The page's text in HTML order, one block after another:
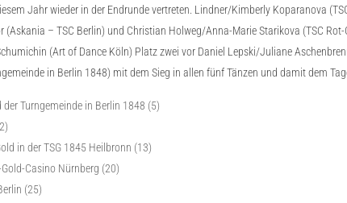
Jahr wieder in der Endrunde vertreten. Lindner/Kimberly Koparanova
– TSC Berlin) und Christian Holweg/Anna-Marie Starikova (TSC
(Art of Dance Köln) Platz zwei vor Daniel Lepski/Juliane
in Berlin 1848) mit dem Sieg in allen fünf Tänzen und damit dem
Turngemeinde in Berlin 1848 (5)
in der TSG 1845 Heilbronn (13)
Casino Nürnberg (20)
(25)